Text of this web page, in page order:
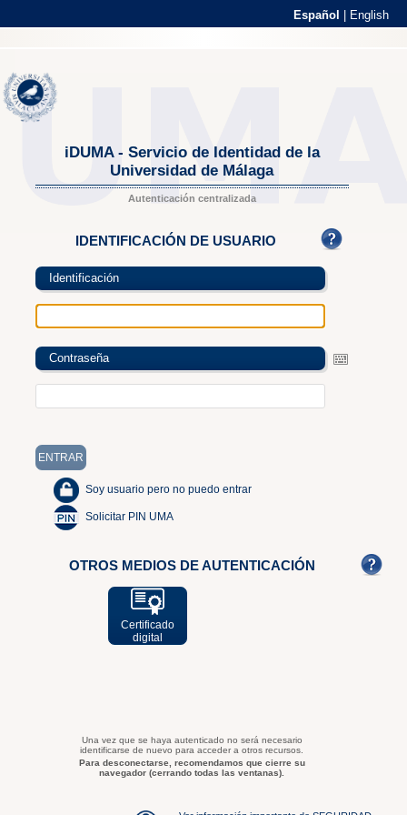
Español English
iDUMA - Servicio de Identidad de la
Universidad de Málaga
Autenticación centralizada
IDENTIFICACIÓN DE USUARIO
Identificación
Contraseña
Soy usuario pero no puedo entrar
Solicitar PIN UMA
OTROS MEDIOS DE AUTENTICACIÓN
Certificado
digital
Una vez que se haya autenticado no será necesario
identificarse de nuevo para acceder a otros recursos.
Para desconectarse, recomendamos que cierre su
navegador (cerrando todas las ventanas).